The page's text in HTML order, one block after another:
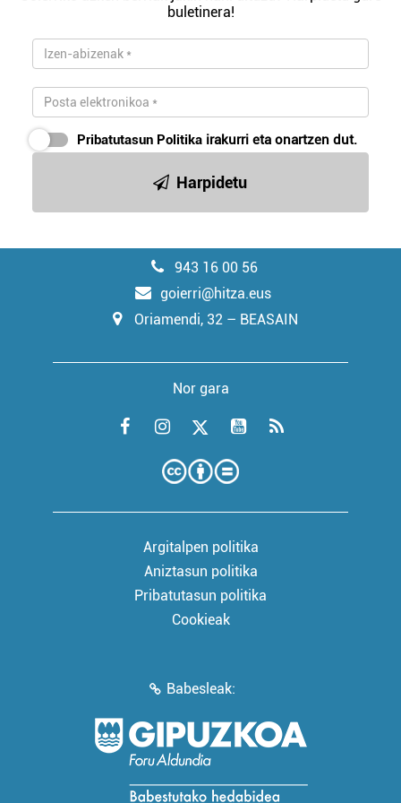
buletinera!
Pribatutasun Politika irakurri eta onartzen dut.
Harpidetu
943 16 00 56
goierri@hitza.eus
Oriamendi, 32 – BEASAIN
Nor gara
Argitalpen politika
Aniztasun politika
Pribatutasun politika
Cookieak
Babesleak: